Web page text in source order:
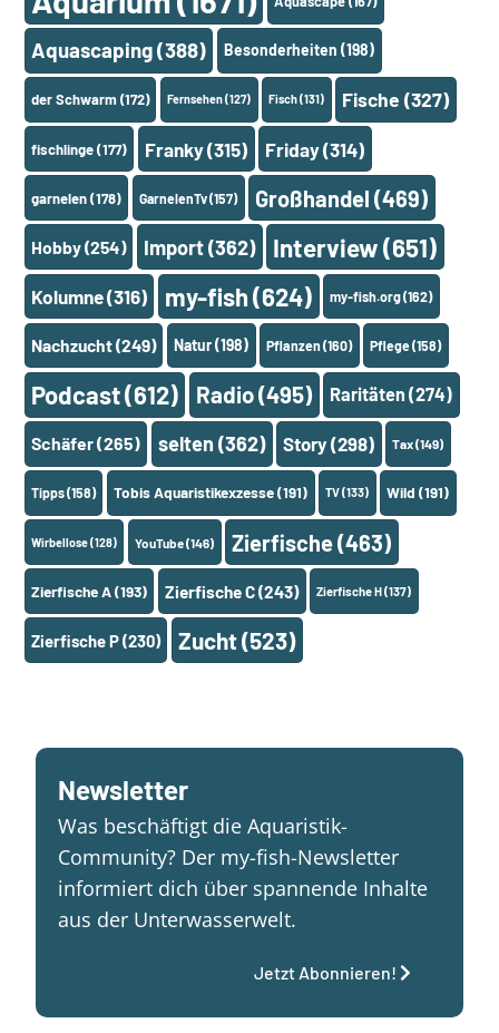
Aquascaping(388) Besonderheiten (198)
der Schwarm(172) Fernsehen(127) Fisch(131) Fische (327)
fischlinge(177) Franky(315) Friday(314)
garnelen(178) GarnelenTv(157) Großhandel (469)
Hobby(254) Import(362) Interview(651)
Kolumne(316) my-fish(624) my-fish.org(162)
Nachzucht(249) Natur(198) Pflanzen(160) Pflege(158)
Podcast(612) Radio(495) Raritäten (274)
Schäfer(265) selten (362) Story (298) Tax(149)
Tipps(158) Tobis Aquaristikexzesse(191) TV(133) Wild (191)
Wirbellose(128) YouTube(146) Zierfische(463)
Zierfische A(193) Zierfische C(243) Zierfische H(137)
Zierfische P(230) Zucht(523)
Newsletter
Was beschäftigt die Aquaristik-
Community? Der my-fish-Newsletter
informiert dich über spannende Inhalte
aus der Unterwasserwelt.
Jetzt Abonnieren!